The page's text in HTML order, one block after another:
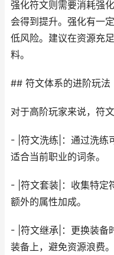
强化符文则需要消耗强
会得到提升。强化有一
低风险。建议在资源充
料。
## 符文体系的进阶玩法
对于高阶玩家来说，符
- |符文洗练|：通过洗练
适合当前职业的词条。
- |符文套装|：收集特定
额外的属性加成。
- |符文继承|：更换装备
装备上，避免资源浪费。